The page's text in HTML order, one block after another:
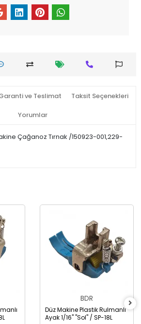
ve Teslimat Taksit Seçenekleri
Yorumlar
Çağanoz Tırnak /150923-001,229-
BDR
Düz Makine Plastik Rulmanlı
Ayak 1/16" "Sol" / SP-18L